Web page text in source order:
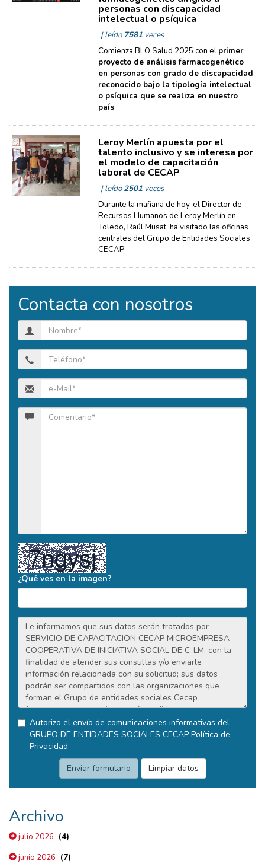
personas con discapacidad
intelectual o psíquica
| leído7581veces
Comienza BLO Salud 2025 con el primer
proyecto de análisis farmacogenético
en personas con grado de discapacidad
reconocido bajo la tipología intelectual
o psíquica que se realiza en nuestro
país.
Leroy Merlín apuesta por el
talento inclusivo y se interesa por
el modelo de capacitación
laboral de CECAP
| leído2501veces
Durante la mañana de hoy, el Director de
Recursos Humanos de Leroy Merlín en
Toledo, Raúl Musat, ha visitado las oficinas
centrales del Grupo de Entidades Sociales
CECAP
Contacta con nosotros
¿Qué ves en la imagen?
Autorizo el envío de comunicaciones informativas del
GRUPO DE ENTIDADES SOCIALES CECAP Política de
Privacidad
Archivo
julio 2026 (4)
junio 2026 (7)